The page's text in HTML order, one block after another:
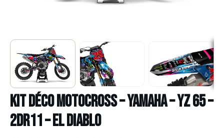
Kit déco Motocross – YAMAHA – YZ 65 –
2DR11 – EL DIABLO